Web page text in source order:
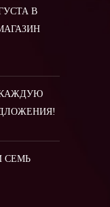
В
КАЖДУЮ
СЕМЬ